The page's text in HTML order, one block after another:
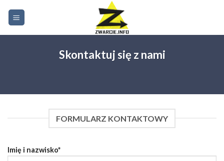
Skontaktuj się z nami
FORMULARZ KONTAKTOWY
Imię i nazwisko*